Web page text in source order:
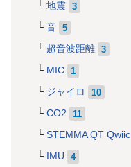
地震 3
音 5
超音波距離 3
MIC 1
ジャイロ 10
CO2 11
STEMMA QT Qwiic
IMU 4